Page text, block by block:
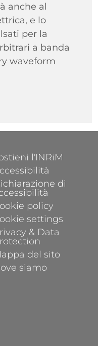
anche al
e lo
per la
a banda
waveform
2
l'INRiM
di
policy
settings
& Data
del sito
siamo